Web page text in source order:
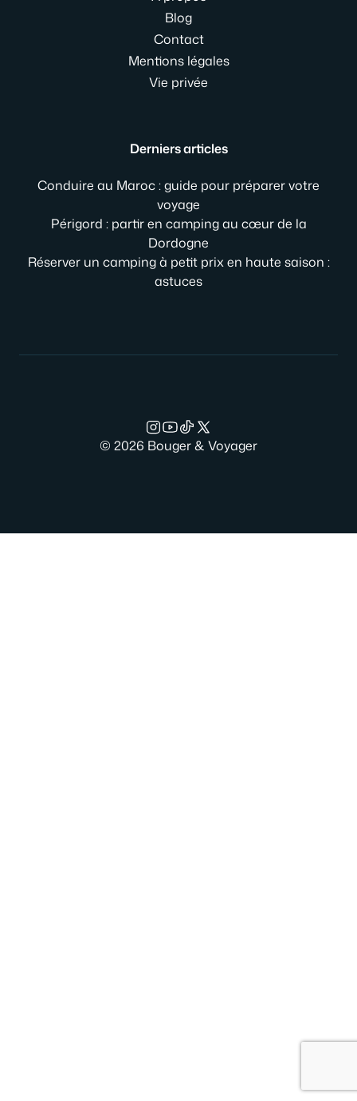
Blog
Contact
Mentions légales
Vie privée
Derniers articles
Conduire au Maroc : guide pour préparer votre
voyage
Périgord : partir en camping au cœur de la
Dordogne
Réserver un camping à petit prix en haute saison :
astuces
© 2026 Bouger & Voyager